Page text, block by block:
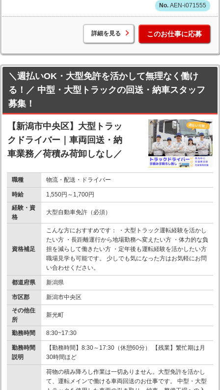
AEN-i071555
詳細を見る このお仕事に応募
＼週払いOK・大型免許を活かして無理なく働け
る！／ 中型・大型トラックの回送・納車スタッフ
募集！
【新潟市中央区】大型トラッ
クドライバー｜車両回送・納
車業務／荷積み荷卸しなし／
職種 物流・配送・ドライバー
時給
1,550円～1,700円
経験・資
格
大型自動車免許（必須）
資格補足
こんな方におすすめです： ・大型トラック運転経験を活かし
たい方 ・長距離運行から地場勤務へ変えたい方 ・体力的な負
担を減らして働きたい方 ・定年後も運転経験を活かしたい方
職場見学も可能です。 少しでも気になった方はお気軽にお問
い合わせください。
都道府県 新潟県
市区郡
新潟市中央区
その他住
所
新光町
勤務時間 8:30~17:30
勤務時間
説明
【勤務時間】8:30～17:30（休憩60分） 【残業】繁忙期は月
30時間ほど
荷物の積み降ろし作業は一切ありません。大型免許を活かし
て、運転メインで働ける車両回送のお仕事です。 中型・大型